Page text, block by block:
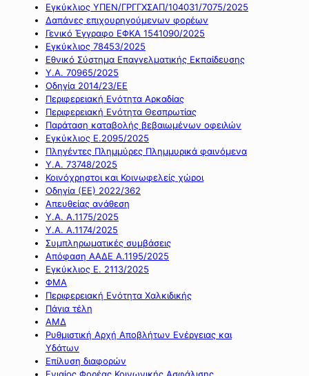
Εγκύκλιος ΥΠΕΝ/ΓΡΓΓΧΣΑΠ/104031/7075/2025
Δαπάνες επιχουρηγούμενων φορέων
Γενικό Έγγραφο ΕΦΚΑ 1541090/2025
Εγκύκλιος 78453/2025
Εθνικό Σύστημα Επαγγελματικής Εκπαίδευσης
Υ.Α. 70965/2025
Οδηγία 2014/23/ΕΕ
Περιφερειακή Ενότητα Αρκαδίας
Περιφερειακή Ενότητα Θεσπρωτίας
Παράταση καταβολής βεβαιωμένων οφειλών
Εγκύκλιος Ε.2095/2025
Πληγέντες Πλημμύρες Πλημμυρικά φαινόμενα
Υ.Α. 73748/2025
Κοινόχρηστοι και Κοινωφελείς χώροι
Οδηγία (ΕΕ) 2022/362
Απευθείας ανάθεση
Υ.Α. Α.1175/2025
Υ.Α. Α.1174/2025
Συμπληρωματικές συμβάσεις
Απόφαση ΑΑΔΕ Α.1195/2025
Εγκύκλιος Ε. 2113/2025
ΦΜΑ
Περιφερειακή Ενότητα Χαλκιδικής
Πάγια τέλη
ΑΜΔ
Ρυθμιστική Αρχή Αποβλήτων Ενέργειας και
Υδάτων
Επίλυση διαφορών